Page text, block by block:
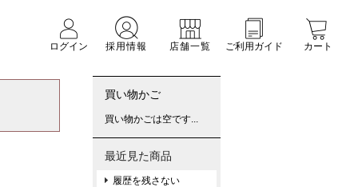
ログイン
採用情報 店舗一覧 ご利用ガイド カート
買い物かご
買い物かごは空です...
最近見た商品
履歴を残さない